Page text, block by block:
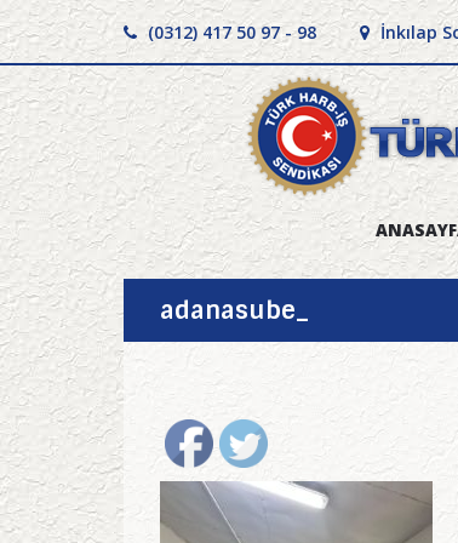
(0312) 417 50 97 - 98 İnkılap
adanasube_